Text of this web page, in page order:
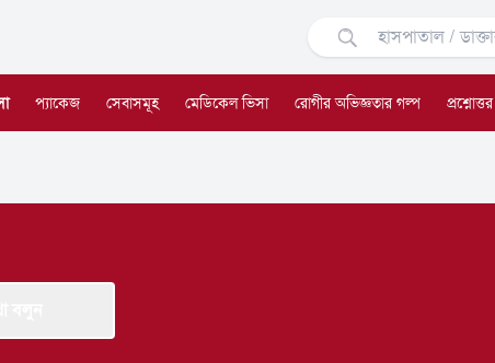
প্যাকেজ সেবাসমূহ মেডিকেল ভিসা রোগীর অভিজ্ঞতার গল্প প্রশ্নোত্তর